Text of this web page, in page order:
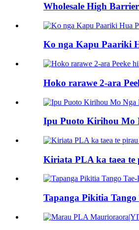
Wholesale High
Ko nga Kapu Paariki
Hoko rarawe 2-ara
Ipu Puoto Kirihou Mo
Kiriata PLA ka taea te
Tapanga Pikitia